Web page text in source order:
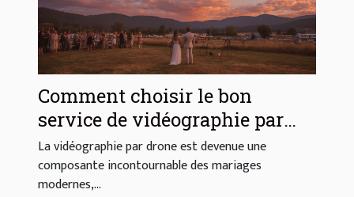
Comment choisir le bon
service de vidéographie par
drone pour votre mariage
La vidéographie par drone est devenue une
composante incontournable des mariages
modernes,...